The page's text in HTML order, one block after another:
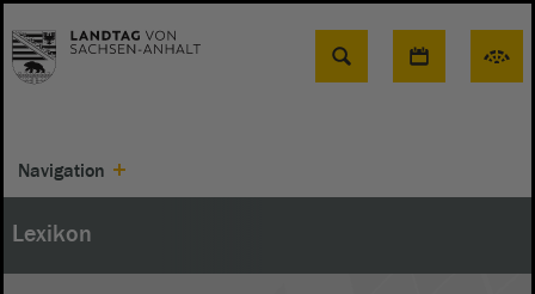
Suche
Navigation
Lexikon